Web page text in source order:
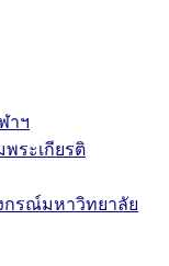
าฯ
ระเกียรติ
กรณ์มหาวิทยาลัย